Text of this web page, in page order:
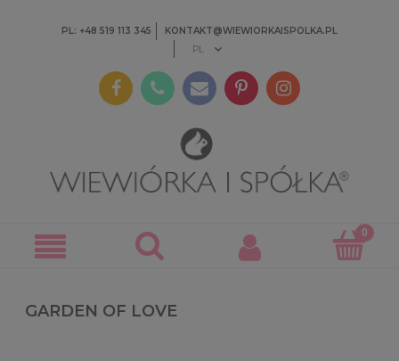
PL: +48 519 113 345 KONTAKT@WIEWIORKAISPOLKA.PL
GARDEN OF LOVE